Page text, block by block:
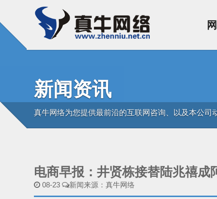
新闻资讯
真牛网络为您提供最前沿的互联网咨询、以及本公司
电商早报：井贤栋接替陆兆禧成
08-23 新闻来源：真牛网络